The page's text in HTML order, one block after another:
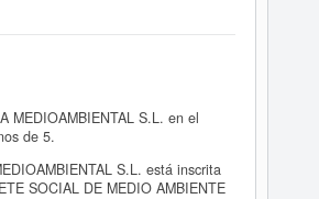
MEDIOAMBIENTAL S.L. en el
de 5.
S.L. está inscrita
SOCIAL DE MEDIO AMBIENTE